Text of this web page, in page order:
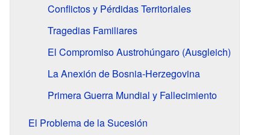
Conflictos y Pérdidas Territoriales
Tragedias Familiares
El Compromiso Austrohúngaro (Ausgleich)
La Anexión de Bosnia-Herzegovina
Primera Guerra Mundial y Fallecimiento
El Problema de la Sucesión